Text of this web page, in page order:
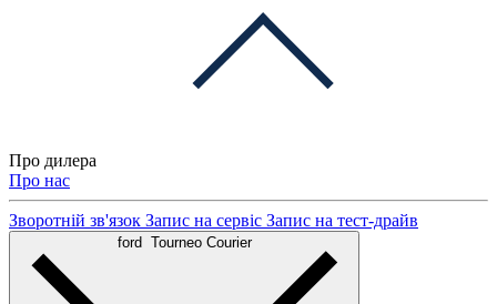
Про дилера
Про нас
Зворотній зв'язок Запис на сервіс Запис на тест-драйв
ford Tourneo Courier